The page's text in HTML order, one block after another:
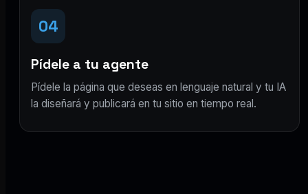
04
Pídele a tu agente
Pídele la página que deseas en lenguaje natural y tu IA
la diseñará y publicará en tu sitio en tiempo real.